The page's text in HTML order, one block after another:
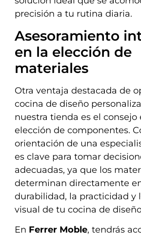
precisión a tu rutina diaria.
Asesoramiento
en la elección de
materiales
Otra ventaja destacada de
cocina de diseño
nuestra tienda es el consejo
elección de componentes.
orientación de una
es clave para tomar
adecuadas, ya que los
determinan directamente
durabilidad, la practicidad y
visual de tu cocina de
En Ferrer Moble, tendrás